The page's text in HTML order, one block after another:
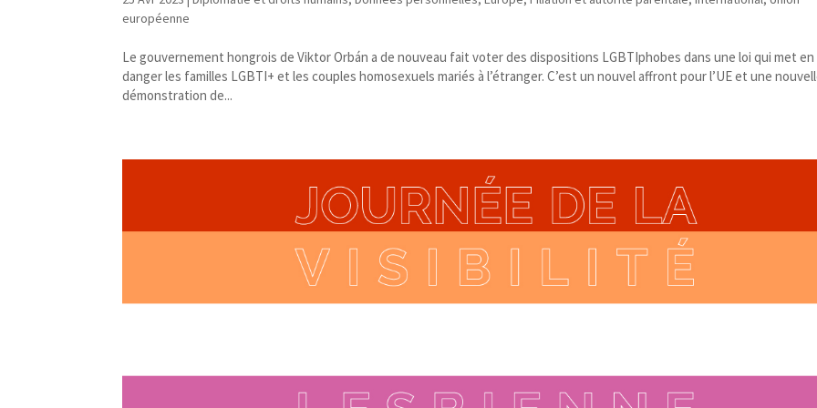
européenne
Le gouvernement hongrois de Viktor Orbán a de nouveau fait voter des dispositions LGBTIphobes dans une loi qui met en
danger les familles LGBTI+ et les couples homosexuels mariés à l’étranger. C’est un nouvel affront pour l’UE et une
démonstration de...